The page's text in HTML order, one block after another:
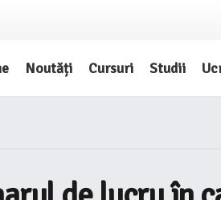
Noutăți Cursuri Studii